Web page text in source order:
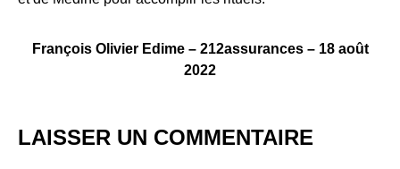
François Olivier Edime – 212assurances – 18 août
2022
LAISSER UN COMMENTAIRE